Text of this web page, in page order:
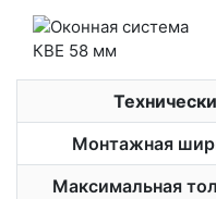
Монтажная
Максимальная